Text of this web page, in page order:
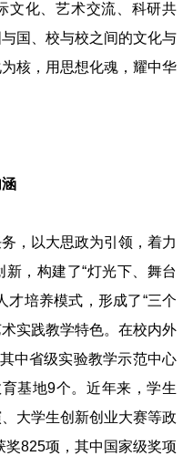
文化、艺术交流、科研共
国、校与校之间的文化与
核，用思想化魂，耀中华
，以大思政为引领，着力
，构建了“灯光下、舞台
才培养模式，形成了“三个
实践教学特色。在校内外
中省级实验教学示范中心
基地9个。近年来，学生
大学生创新创业大赛等政
奖825项，其中国家级奖项